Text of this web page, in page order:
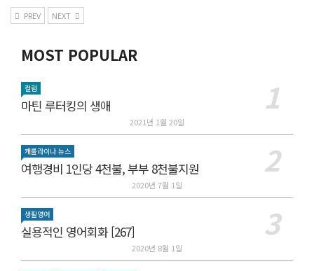
PREV NEXT
MOST POPULAR
컬럼
마틴 루터킹의 생애
2021년 1월 20일
캐롤라이나 뉴스
여행경비 1인당 4천불, 부부 8천불지원
2020년 7월 1일
생활영어
실용적인 영어회화 [267]
2020년 8월 1일